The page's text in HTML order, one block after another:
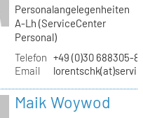
Personalangelegenheiten
A-Lh (ServiceCenter
Personal)
Telefon +49 (0)30 688305-
Email
Maik Woywod